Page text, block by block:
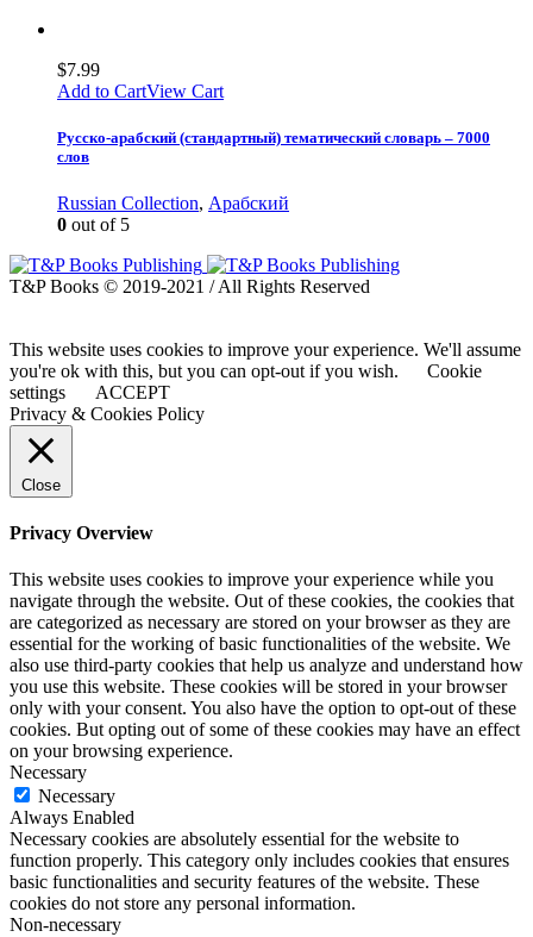
$7.99
Add to CartView Cart
Русско-арабский (стандартный) тематический словарь – 7000
слов
Russian Collection, Арабский
0 out of 5
T&P Books © 2019-2021 / All Rights Reserved
This website uses cookies to improve your experience. We'll assume
you're ok with this, but you can opt-out if you wish.
Cookie
settings
ACCEPT
Privacy & Cookies Policy
Close
Privacy Overview
This website uses cookies to improve your experience while you
navigate through the website. Out of these cookies, the cookies that
are categorized as necessary are stored on your browser as they are
essential for the working of basic functionalities of the website. We
also use third-party cookies that help us analyze and understand how
you use this website. These cookies will be stored in your browser
only with your consent. You also have the option to opt-out of these
cookies. But opting out of some of these cookies may have an effect
on your browsing experience.
Necessary
Necessary
Always Enabled
Necessary cookies are absolutely essential for the website to
function properly. This category only includes cookies that ensures
basic functionalities and security features of the website. These
cookies do not store any personal information.
Non-necessary